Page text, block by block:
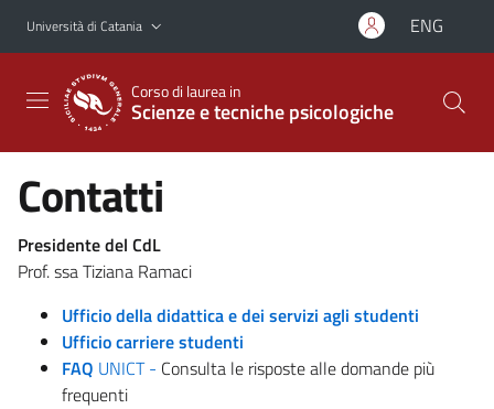
Vai al contenuto principale
Vai al menu di navigazione
Università di Catania ENG
Corso di laurea in
Scienze e tecniche psicologiche
Contatti
Presidente del CdL
Prof. ssa Tiziana Ramaci
Ufficio della didattica e dei servizi agli studenti
Ufficio carriere studenti
FAQ UNICT - Consulta le risposte alle domande più
frequenti